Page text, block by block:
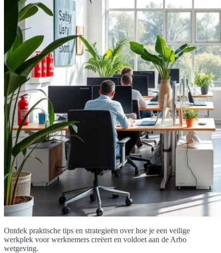
Ontdek praktische tips en strategieën over hoe je een veilige
werkplek voor werknemers creëert en voldoet aan de Arbo
wetgeving.